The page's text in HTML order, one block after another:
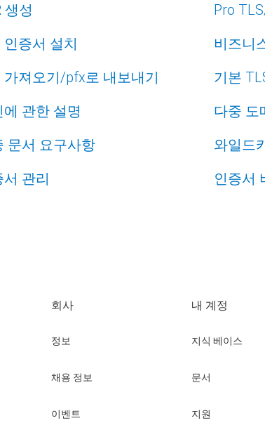
생성
인증서 설치
가져오기/pfx로 내보내기
에 관한 설명
문서 요구사항
서 관리
Pro
비즈니
기본
다중 도
와일드
인증서
회사
정보
채용 정보
이벤트
내 계정
지식 베이스
문서
지원